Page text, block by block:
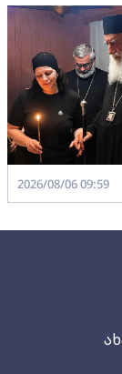
2026/08/06 09:59